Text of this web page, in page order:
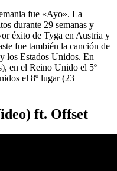
fue «Ayo». La
durante 29 semanas y
éxito de Tyga en Austria y
fue también la canción de
los Estados Unidos. En
en el Reino Unido el 5º
el 8º lugar (23
ft. Offset